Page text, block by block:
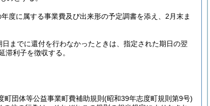
度に属する事業費及び出来形の予定調書を添え、2月末ま
までに還付を行わなかったときは、指定された期日の翌
利子を徴収する。
町団体等公益事業町費補助規則 (昭和39年志度町規則第9号)